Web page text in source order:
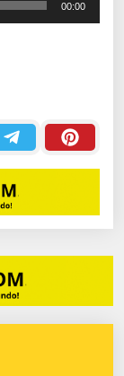
00:00